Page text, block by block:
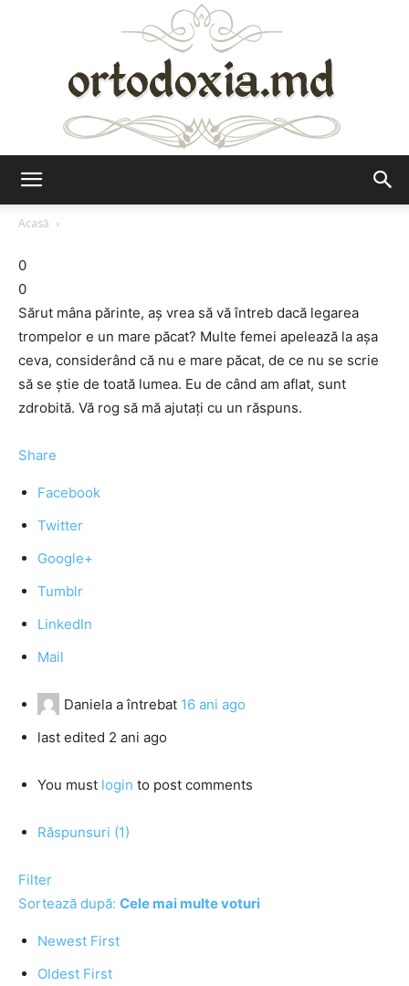
Acasă
0
0
Sărut mâna părinte, aş vrea să vă întreb dacă legarea
trompelor e un mare păcat? Multe femei apelează la aşa
ceva, considerând că nu e mare păcat, de ce nu se scrie
să se ştie de toată lumea. Eu de când am aflat, sunt
zdrobită. Vă rog să mă ajutaţi cu un răspuns.
Share
Facebook
Twitter
Google+
Tumblr
LinkedIn
Mail
Daniela a întrebat 16 ani ago
last edited 2 ani ago
You must login to post comments
Răspunsuri (1)
Filter
Sortează după: Cele mai multe voturi
Newest First
Oldest First